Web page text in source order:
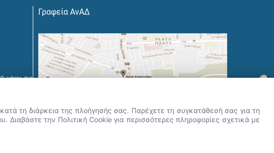
μέχρι τις
Γραφεία ΑνΑΔ
×
σήμερα.
τη διάρκεια της πλοήγησής σας. Παρέχετε τη συγκατάθεσή σας για τη
την Πολιτική Cookie για περισσότερες πληροφορίες σχετικά με